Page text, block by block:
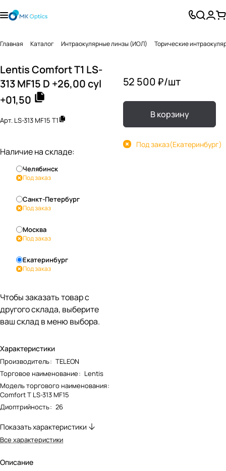
Главная Каталог Интраокулярные линзы (ИОЛ) Торические
Lentis Comfort T1 LS-
313 MF15 D +26,00 cyl
+01,50
Арт. LS-313 MF15 T1
Наличие на складе:
Челябинск
Под заказ
Санкт-Петербург
Под заказ
Москва
Под заказ
Екатеринбург
Под заказ
Чтобы заказать товар с
другого склада, выберите
ваш склад в меню выбора.
Характеристики
Производитель: TELEON
Торговое наименование: Lentis
Модель торгового наименования:
Comfort T LS-313 MF15
Диоптрийность: 26
Показать характеристики
Все характеристики
Описание
52 500 ₽/шт
В корзину
Под заказ(Екатеринбург)